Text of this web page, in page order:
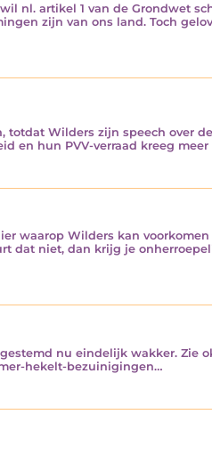
nl. artikel 1 van de Grondwet
zijn van ons land. Toch
Wilders zijn speech over
en hun PVV-verraad kreeg
waarop Wilders kan
dat niet, dan krijg je
nu eindelijk wakker. Zie
hekelt-bezuinigingen…